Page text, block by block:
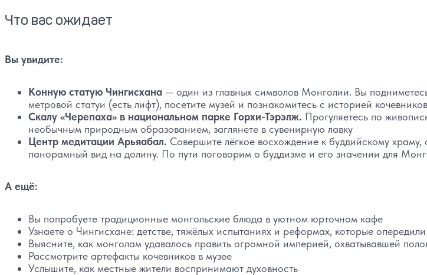
Что вас ожидает
Вы увидите:
Конную статую Чингисхана — один из главных символов Монголии. Вы
метровой статуи (есть лифт), посетите музей и познакомитесь с историей кочевников
Скалу «Черепаха» в национальном парке Горхи-Тэрэлж. Прогуляетесь по
необычным природным образованием, заглянете в сувенирную лавку
Центр медитации Арьяабал. Совершите лёгкое восхождение к буддийскому храму,
панорамный вид на долину. По пути поговорим о буддизме и его значении для
А ещё:
Вы попробуете традиционные монгольские блюда в уютном юрточном кафе
Узнаете о Чингисхане: детстве, тяжёлых испытаниях и реформах, которые
Выясните, как монголам удавалось править огромной империей, охватывавшей
Рассмотрите артефакты кочевников в музее
Услышите, как местные жители воспринимают духовность